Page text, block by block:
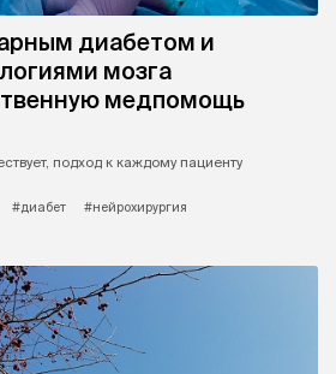
диабетом и
мозга
медпомощь
подход к каждому пациенту
#диабет
#нейрохирургия